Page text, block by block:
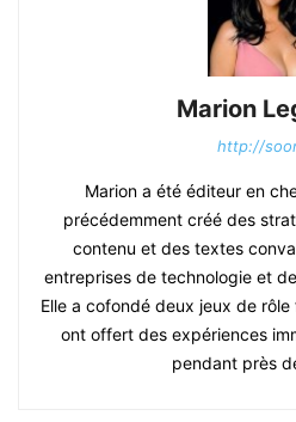
Marion
http://
Marion a été éditeur en
précédemment créé des
contenu et des textes
entreprises de technologie et
Elle a cofondé deux jeux de
ont offert des expériences
pendant près